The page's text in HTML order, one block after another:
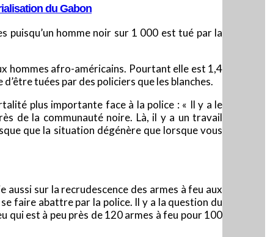
du Gabon
puisqu’un homme noir sur 1 000 est tué par la
hommes afro-américains. Pourtant elle est 1,4
tuées par des policiers que les blanches.
plus importante face à la police : « Il y a le
de la communauté noire. Là, il y a un travail
que la situation dégénère que lorsque vous
sur la recrudescence des armes à feu aux
faire abattre par la police. Il y a la question du
qui est à peu près de 120 armes à feu pour 100